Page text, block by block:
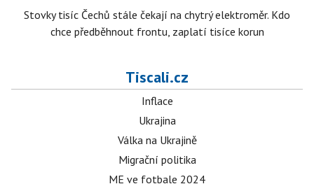
Stovky tisíc Čechů stále čekají na chytrý elektroměr. Kdo
chce předběhnout frontu, zaplatí tisíce korun
Tiscali.cz
Inflace
Ukrajina
Válka na Ukrajině
Migrační politika
ME ve fotbale 2024